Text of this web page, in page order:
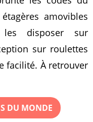
amovibles
disposer sur
sur roulettes
facilité. À retrouver
DU MONDE